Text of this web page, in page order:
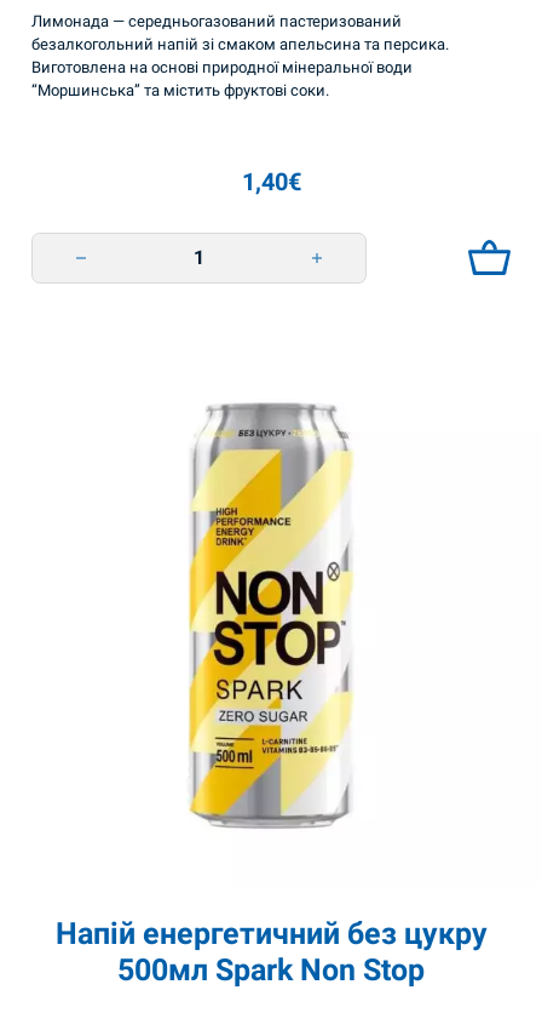
Лимонада — середньогазований пастеризований
безалкогольний напій зі смаком апельсина та персика.
Виготовлена на основі природної мінеральної води
“Моршинська” та містить фруктові соки.
1,40€
Напій газований соковмісний апельсин-персик 0,33л
Напій енергетичний без цукру
500мл Spark Non Stop